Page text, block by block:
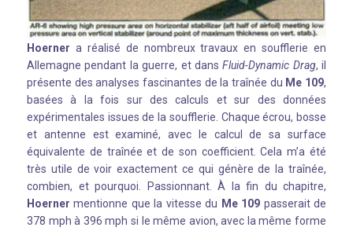
Hoerner a réalisé de nombreux travaux en soufflerie en
Allemagne pendant la guerre, et dansFluid-Dynamic Drag, il
présente des analyses fascinantes de la traînée du Me 109,
basées à la fois sur des calculs et sur des données
expérimentales issues de la soufflerie. Chaque écrou, bosse
et antenne est examiné, avec le calcul de sa surface
équivalente de traînée et de son coefficient. Cela m’a été
très utile de voir exactement ce qui génère de la traînée,
combien, et pourquoi. Passionnant. À la fin du chapitre,
Hoerner mentionne que la vitesse du Me 109 passerait de
378 mph à 396 mph si le même avion, avec la même forme